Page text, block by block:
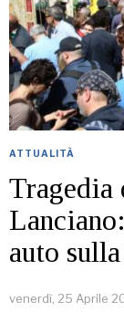
ATTUALITÀ
Tragedia
auto
venerdì, 25 Aprile